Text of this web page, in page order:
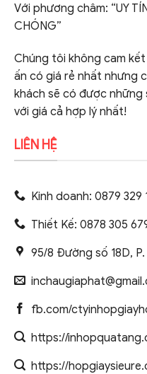
Với phương châm: “UY
CHÓNG”
Chúng tôi không cam
ấn có giá rẻ nhất nhưng
khách sẽ có được
với giá cả hợp lý nhất!
LIÊN HỆ
Kinh doanh: 0879 329
Thiết Kế: 0878 305
95/8 Đường số 18D,
fb.com/
https://
https://